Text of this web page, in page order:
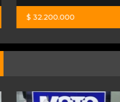
$ 32.200.000